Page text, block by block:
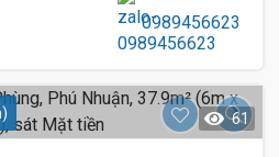
0989456623
61